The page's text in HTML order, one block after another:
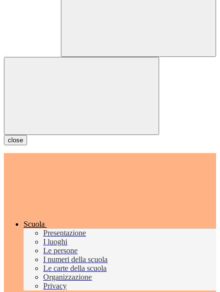
close
Scuola
Presentazione
I luoghi
Le persone
I numeri della scuola
Le carte della scuola
Organizzazione
Privacy